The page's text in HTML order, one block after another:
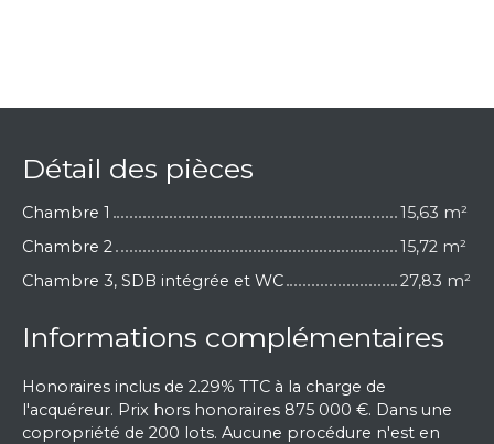
Détail des pièces
Chambre 1
15,63 m²
Chambre 2
15,72 m²
Chambre 3, SDB intégrée et WC
27,83 m²
Informations complémentaires
Honoraires inclus de 2.29% TTC à la charge de
l'acquéreur. Prix hors honoraires 875 000 €. Dans une
copropriété de 200 lots. Aucune procédure n'est en